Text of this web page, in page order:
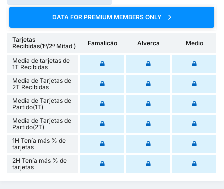
DATA FOR PREMIUM MEMBERS ONLY
Tarjetas
Recibidas(1ª/2ª Mitad )
Famalicão Alverca Medio
Media de tarjetas de
1T Recibidas
Media de Tarjetas de
2T Recibidas
Media de Tarjetas de
Partido(1T)
Media de Tarjetas de
Partido(2T)
1H Tenía más % de
tarjetas
2H Tenía más % de
tarjetas